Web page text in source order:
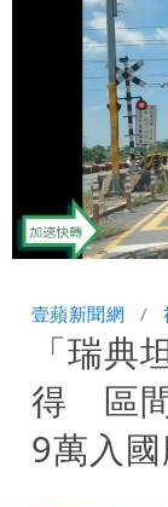
8校停
Unmute
壹蘋新聞網
「瑞典
得 區間
9萬入